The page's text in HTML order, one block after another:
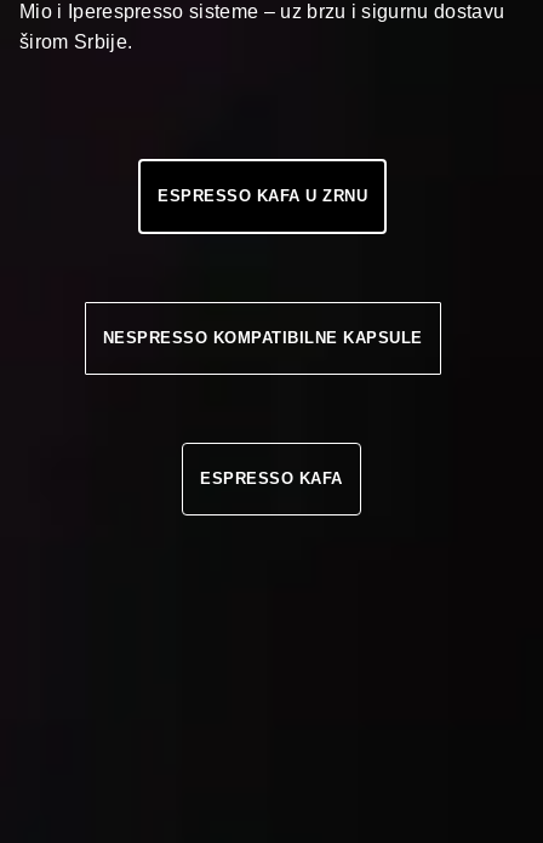
Mio i Iperespresso sisteme – uz brzu i sigurnu dostavu
širom Srbije.
ESPRESSO KAFA U ZRNU
NESPRESSO KOMPATIBILNE KAPSULE
ESPRESSO KAFA